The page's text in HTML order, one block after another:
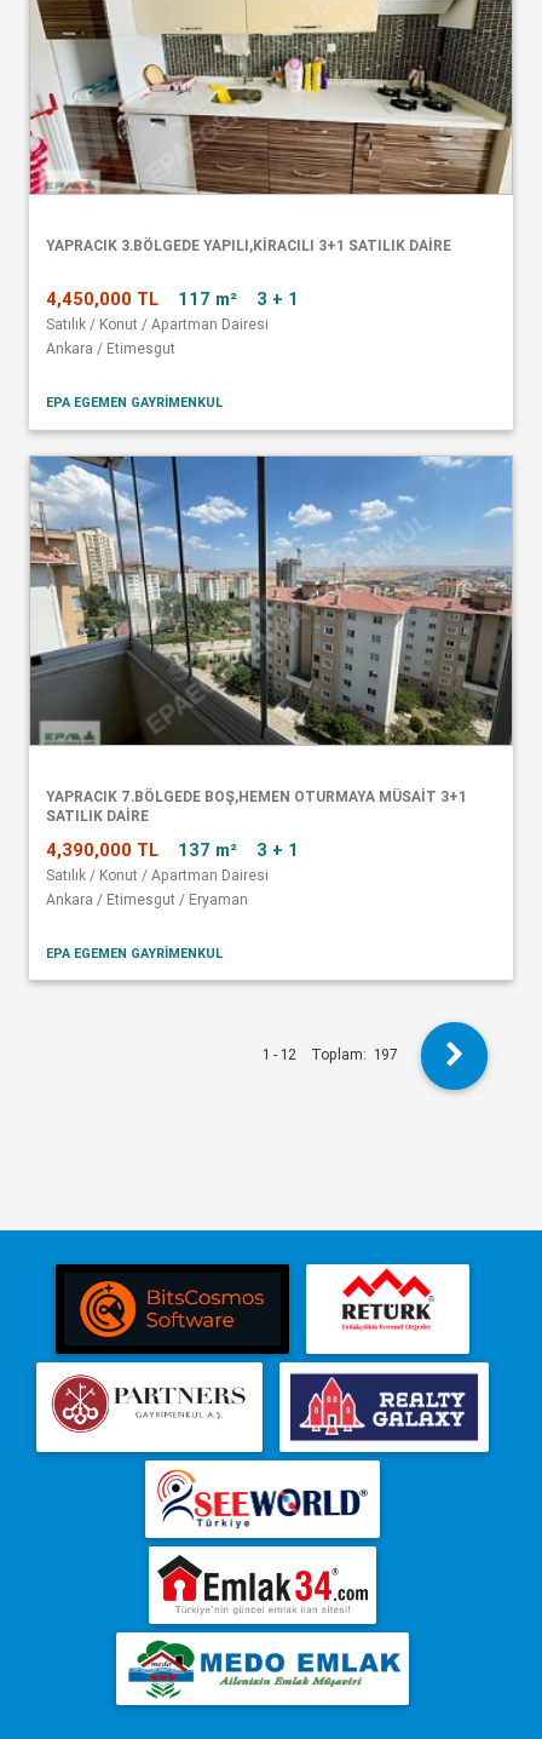
YAPRACIK 3.BÖLGEDE YAPILI,KİRACILI 3+1 SATILIK DAİRE
4,450,000 TL 117 m² 3 + 1
Satılık / Konut / Apartman Dairesi
Ankara / Etimesgut
EPA EGEMEN GAYRİMENKUL
YAPRACIK 7.BÖLGEDE BOŞ,HEMEN OTURMAYA MÜSAİT 3+1
SATILIK DAİRE
4,390,000 TL 137 m² 3 + 1
Satılık / Konut / Apartman Dairesi
Ankara / Etimesgut / Eryaman
EPA EGEMEN GAYRİMENKUL
1 - 12 Toplam: 197